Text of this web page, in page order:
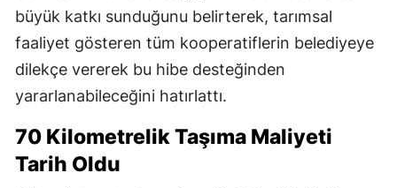
büyük katkı sunduğunu belirterek, tarımsal
faaliyet gösteren tüm kooperatiflerin belediyeye
dilekçe vererek bu hibe desteğinden
yararlanabileceğini hatırlattı.
70 Kilometrelik Taşıma Maliyeti
Tarih Oldu